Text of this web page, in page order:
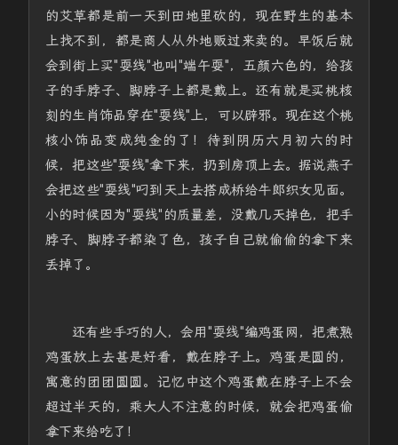
的艾草都是前一天到田地里砍的，现在野生的基本
上找不到，都是商人从外地贩过来卖的。早饭后就
会到街上买"耍线"也叫"端午耍"，五颜六色的，给孩
子的手脖子、脚脖子上都是戴上。还有就是买桃核
刻的生肖饰品穿在"耍线"上，可以辟邪。现在这个桃
核小饰品变成纯金的了！待到阴历六月初六的时
候，把这些"耍线"拿下来，扔到房顶上去。据说燕子
会把这些"耍线"叼到天上去搭成桥给牛郎织女见面。
小的时候因为"耍线"的质量差，没戴几天掉色，把手
脖子、脚脖子都染了色，孩子自己就偷偷的拿下来
丢掉了。
还有些手巧的人，会用"耍线"编鸡蛋网，把煮熟
鸡蛋放上去甚是好看，戴在脖子上。鸡蛋是圆的，
寓意的团团圆圆。记忆中这个鸡蛋戴在脖子上不会
超过半天的，乘大人不注意的时候，就会把鸡蛋偷
拿下来给吃了！